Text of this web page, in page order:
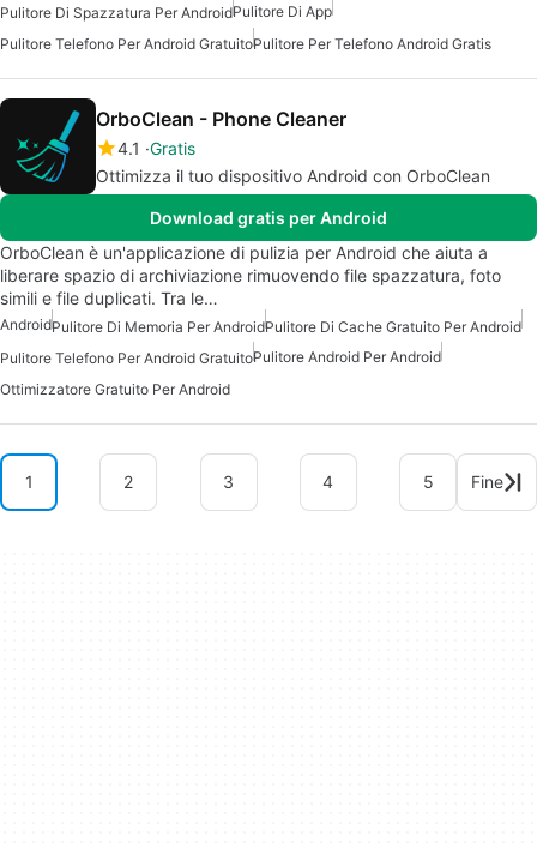
Pulitore Di Spazzatura Per AndroidPulitore Di App
Pulitore Telefono Per Android GratuitoPulitore Per Telefono Android Gratis
OrboClean - Phone Cleaner
4.1 Gratis
Ottimizza il tuo dispositivo Android con OrboClean
Download gratis per Android
OrboClean è un'applicazione di pulizia per Android che aiuta a
liberare spazio di archiviazione rimuovendo file spazzatura, foto
simili e file duplicati. Tra le…
AndroidPulitore Di Memoria Per AndroidPulitore Di Cache Gratuito Per Android
Pulitore Telefono Per Android GratuitoPulitore Android Per Android
Ottimizzatore Gratuito Per Android
1 2 3 4 5 Fine